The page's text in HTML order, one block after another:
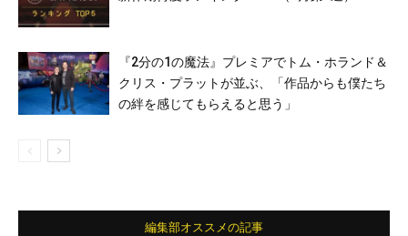
『2分の1の魔法』プレミアでトム・ホランド＆
クリス・プラットが並ぶ、「作品からも僕たち
の絆を感じてもらえると思う」
編集部オススメの記事